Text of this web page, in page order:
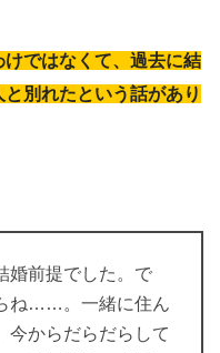
ではなくて、過去に結
別れたという話があり
婚前提でした。で
ね……。一緒に住ん
今からだらだらして